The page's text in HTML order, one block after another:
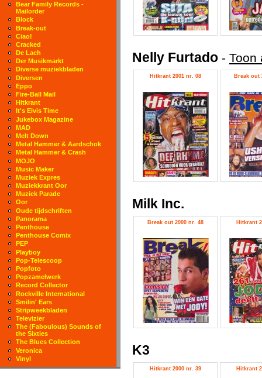
Nelly Furtado - Toon
Hitkrant 2001 nr. 08 Break out
Milk Inc.
Break out 2000 nr. 48 Hitkrant
K3
Hitkrant 2000 nr. 39 Hitkrant
Bear Family Records -
Mailorder
Block
Break-out
Ciao!
Cracked
De Lach
Der Musikmarkt
Diverse muziekbladen
Diversen
Eppo
Fire-Ball Mail
Hitkrant
It's Elvis Time
Jukebox Magazine
MAD
Melt Down
Metal Hammer & Aardschok
Metal Hammer & Crash
MOJO
Music Maker
Muziek Expres
Muziekkrant Oor
Muziek Parade
Oor
Oude tijdschriften
Panorama
Penthouse
Penthouse Comix
PEP
Playboy
Pop-Telescoop
Popfoto
Popzamelwerk
Record Collector
Rockville International
Smilin' Ears
Stripweekbladen
Televizier
The (Faboulous) Sounds of
the Sixties
The Blues Collection
Veronica
Vinyl